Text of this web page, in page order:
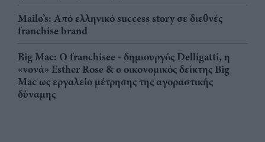
Mailo’s: Από ελληνικό success story σε διεθνές
franchise brand
Big Mac: Ο franchisee - δημιουργός Delligatti, η
«νονά» Esther Rose & ο οικονομικός δείκτης Big
Mac ως εργαλείο μέτρησης της αγοραστικής
δύναμης